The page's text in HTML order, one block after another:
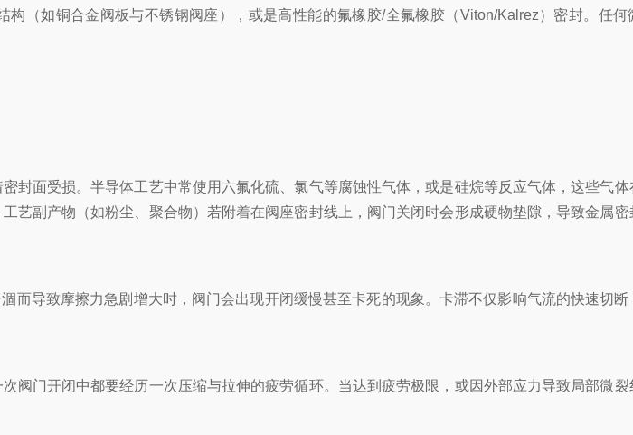
（如铜合金阀板与不锈钢阀座），或是高性能的氟橡胶/全氟橡胶（Viton/Kalrez）密封。任何
封面受损。半导体工艺中常使用六氟化硫、氯气等腐蚀性气体，或是硅烷等反应气体，这些气体
艺副产物（如粉尘、聚合物）若附着在阀座密封线上，阀门关闭时会形成硬物垫隙，导致金属密
而导致摩擦力急剧增大时，阀门会出现开闭缓慢甚至卡死的现象。卡滞不仅影响气流的快速切断
阀门开闭中都要经历一次压缩与拉伸的疲劳循环。当达到疲劳极限，或因外部应力导致局部微